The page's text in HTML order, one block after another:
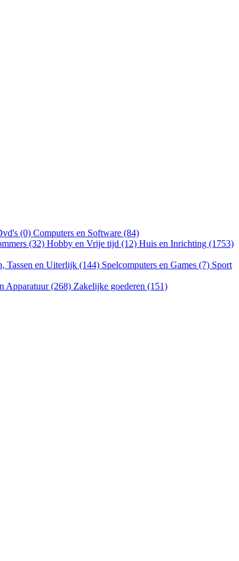
(0) Computers en Software (84)
(32) Hobby en Vrije tijd (12) Huis en Inrichting (1753)
Tassen en Uiterlijk (144) Spelcomputers en Games (7) Sport
Apparatuur (268) Zakelijke goederen (151)